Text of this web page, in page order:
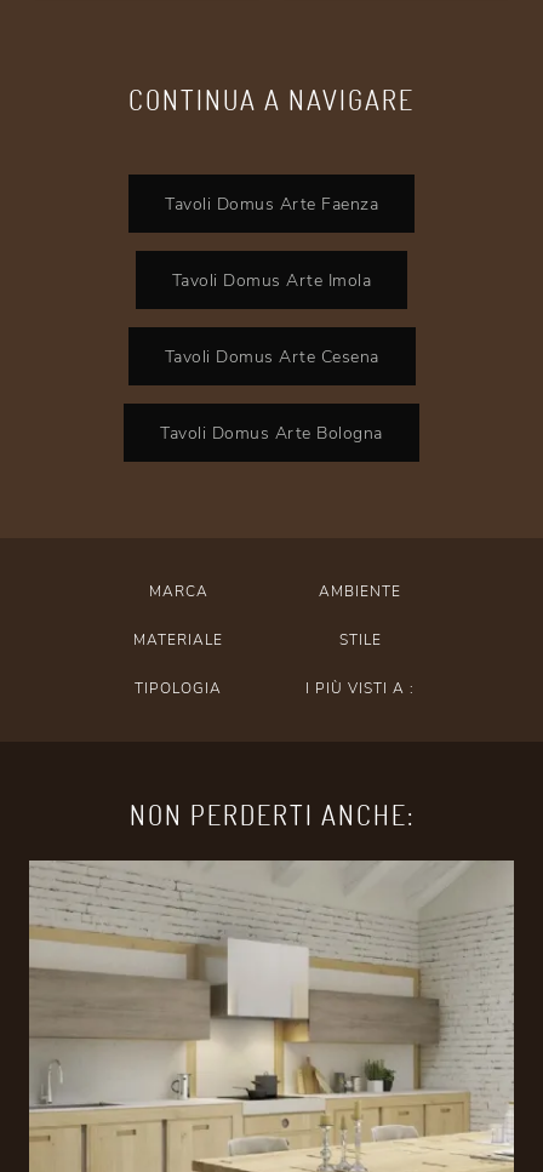
CONTINUA A NAVIGARE
Tavoli Domus Arte Faenza
Tavoli Domus Arte Imola
Tavoli Domus Arte Cesena
Tavoli Domus Arte Bologna
MARCA AMBIENTE
MATERIALE STILE
TIPOLOGIA I PIÙ VISTI A :
NON PERDERTI ANCHE: